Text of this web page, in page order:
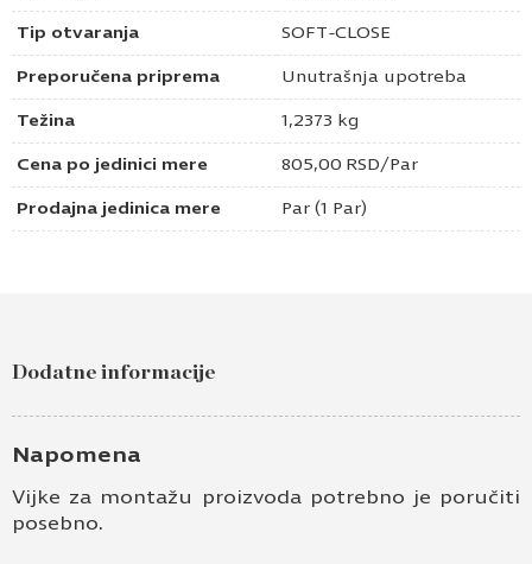
Tip otvaranja SOFT-CLOSE
Preporučena priprema Unutrašnja upotreba
Težina 1,2373 kg
Cena po jedinici mere 805,00 RSD/Par
Prodajna jedinica mere Par (1 Par)
Dodatne informacije
Napomena
Vijke za montažu proizvoda potrebno je poručiti
posebno.